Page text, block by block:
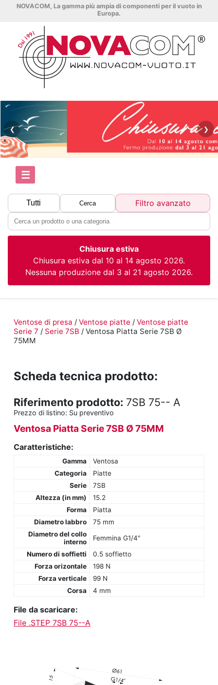
NOVACOM, La gamma più ampia di componenti per il vuoto in
Europa.
❮ ❯
☰
Tutti Cerca Filtro avanzato
Chiusura estiva
Chiusura estiva dal 10 al 14 agosto 2026.
Nessuna produzione dal 3 al 21 agosto 2026.
Ventose di presa / Ventose piatte / Ventose piatte
Serie 7 / Serie 7SB / Ventosa Piatta Serie 7SB Ø
75MM
Scheda tecnica prodotto:
Riferimento prodotto: 7SB 75-- A
Prezzo di listino: Su preventivo
Ventosa Piatta Serie 7SB Ø 75MM
Caratteristiche:
Gamma
Ventosa
Categoria
Piatte
Serie
7SB
Altezza (in mm)
15.2
Forma
Piatta
Diametro labbro
75 mm
Diametro del collo
interno
Femmina G1/4"
Numero di soffietti
0.5 soffietto
Forza orizontale
198 N
Forza verticale
99 N
Corsa
4 mm
File da scaricare:
File .STEP 7SB 75--A